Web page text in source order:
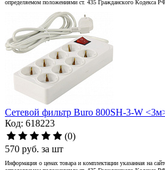
определяемом положениями ст. 435 Гражданского Кодекса
Сетевой фильтр Buro 800SH-3-W
Код: 618223
(0)
570 руб. за шт
Информация о ценах товара и комплектации указанная на